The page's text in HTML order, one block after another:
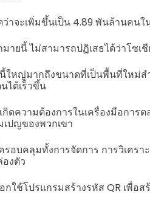
าจะเพิ่มขึ้นเป็น 4.89 พันล้านคน
ายนี้ ไม่สามารถปฏิเสธได้ว่าโซ
ใหญ่มากถึงขนาดที่เป็นพื้นที่ใหม่
ได้เร็วขึ้น
ดความต้องการในเครื่องมือการ
ปญของพวกเขา
รอบคลุมทั้งการจัดการ การวิเค
งตัว
กใช้โปรแกรมสร้างรหัส QR เพื่